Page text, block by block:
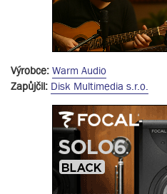
Výrobce: Warm Audio
Zapůjčil: Disk Multimedia s.r.o.